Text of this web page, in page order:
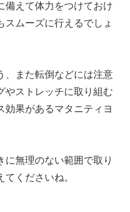
備えて体力をつけておけ
スムーズに行えるでしょ
、また転倒などには注意
やストレッチに取り組む
効果があるマタニティヨ
に無理のない範囲で取り
くださいね。